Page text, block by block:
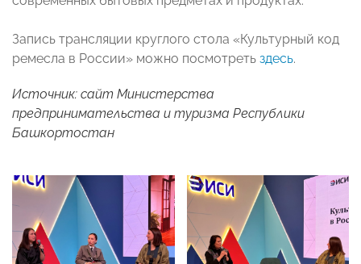
Запись трансляции круглого стола «Культурный код
ремесла в России» можно посмотреть здесь.
Источник: сайт Министерства
предпринимательства и туризма Республики
Башкортостан